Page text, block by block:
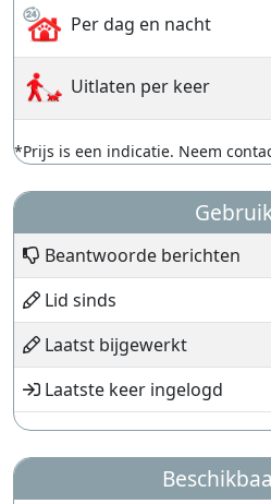
Per dag en nacht
Uitlaten per keer
*Prijs is een indicatie. Neem
Beantwoorde berichten
Lid sinds
Laatst bijgewerkt
Laatste keer ingelogd